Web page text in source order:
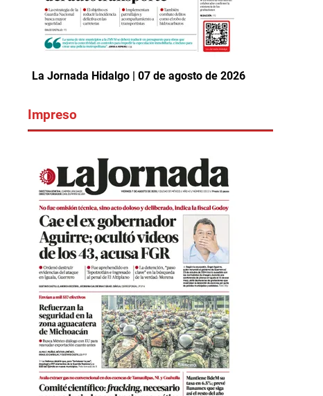
La Jornada Hidalgo | 07 de agosto de 2026
Impreso